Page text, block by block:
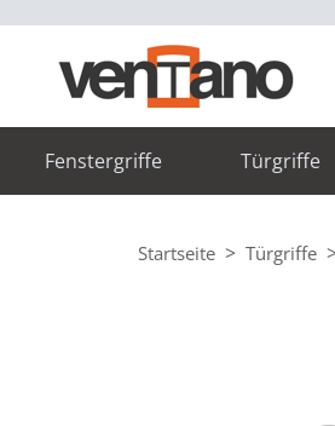
Fenstergriffe Türgriffe
Startseite Türgriffe